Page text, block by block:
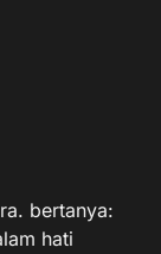
bertanya:
hati